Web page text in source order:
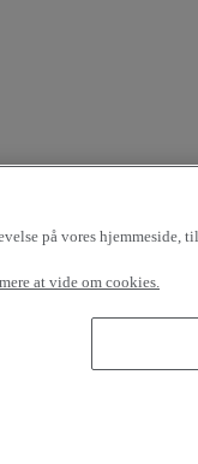
på vores hjemmeside,
at vide om cookies.